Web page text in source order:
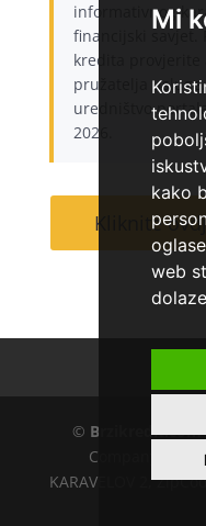
Mi
kako
web
informativnog
financijski savjet.
kredita provjerite
pružatelja
uredništvo
2026.
Kliknite
© Brzikredit.com
Company :
KD
KARAVELOV 2,